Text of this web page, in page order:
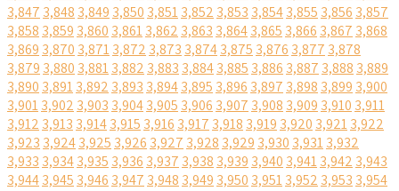
3,847 3,848 3,849 3,850 3,8513,852 3,853 3,8543,855 3,856 3,857
3,858 3,859 3,860 3,8613,862 3,863 3,8643,865 3,866 3,867 3,868
3,869 3,870 3,8713,872 3,873 3,8743,875 3,876 3,877 3,878
3,879 3,880 3,8813,882 3,883 3,8843,885 3,886 3,887 3,888 3,889
3,890 3,8913,892 3,893 3,8943,895 3,896 3,897 3,898 3,899 3,900
3,9013,902 3,903 3,9043,905 3,906 3,907 3,908 3,909 3,910 3,911
3,912 3,913 3,9143,915 3,916 3,917 3,918 3,919 3,920 3,9213,922
3,923 3,9243,925 3,926 3,927 3,928 3,929 3,930 3,9313,932
3,933 3,9343,935 3,936 3,937 3,938 3,939 3,940 3,9413,942 3,943
3,9443,945 3,946 3,947 3,948 3,949 3,950 3,9513,952 3,953 3,954